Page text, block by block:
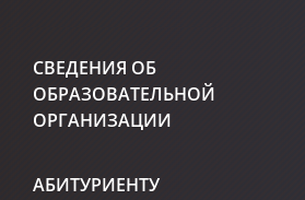
СВЕДЕНИЯ ОБ
ОБРАЗОВАТЕЛЬНОЙ
ОРГАНИЗАЦИИ
АБИТУРИЕНТУ